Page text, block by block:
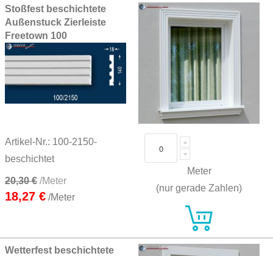
Stoßfest beschichtete
Außenstuck Zierleiste
Freetown 100
Artikel-Nr.: 100-2150-
beschichtet
20,30 € /Meter
18,27 € /Meter
Meter
(nur gerade Zahlen)
Wetterfest beschichtete